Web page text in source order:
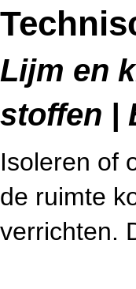
Lijm en
stoffen |
Isoleren of
de ruimte
verrichten.